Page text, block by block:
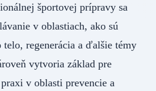
športovej prípravy sa
v oblastiach, ako sú
regenerácia a ďalšie témy
vytvoria základ pre
v oblasti prevencie a